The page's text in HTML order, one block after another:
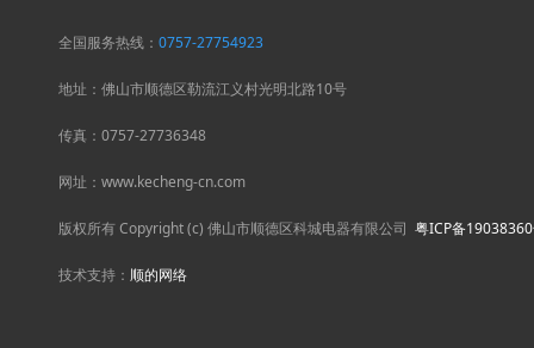
全国服务热线： 0757-27754923
地址：佛山市顺德区勒流江义村光明北路10号
传真：0757-27736348
网址：www.kecheng-cn.com
版权所有 Copyright (c) 佛山市顺德区科城电器有限公司 粤ICP备
技术支持： 顺的网络